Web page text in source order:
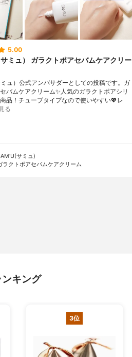
5.00
ミュ） ガラクトポアセバムケアクリー
ュ）公式アンバサダーとしての投稿です。ガ
バムケアクリーム✨人気のガラクトポアシリ
品！チューブタイプなので使いやすい💖レ
る
サミュ)
ラクトポアセバムケアクリーム
キング
3位